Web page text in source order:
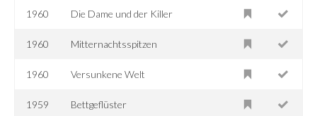
1960 Die Dame und der Killer
1960 Mitternachtsspitzen
1960 Versunkene Welt
1959 Bettgeflüster